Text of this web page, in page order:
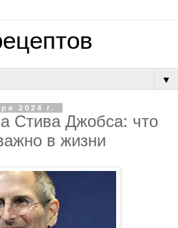
▼
2024 г.
Стива Джобса: что
в жизни